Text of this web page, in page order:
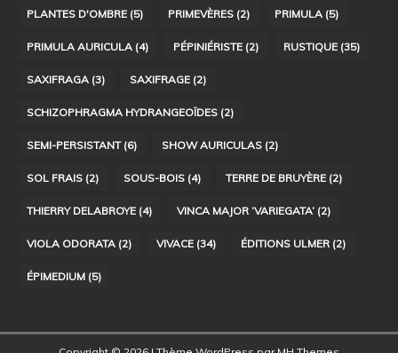
PLANTES D'OMBRE (5) PRIMEVÈRES (2) PRIMULA (5)
PRIMULA AURICULA (4) PÉPINIÉRISTE (2) RUSTIQUE (35)
SAXIFRAGA (3) SAXIFRAGE (2)
SCHIZOPHRAGMA HYDRANGEOÏDES (2)
SEMI-PERSISTANT(6) SHOW AURICULAS (2)
SOL FRAIS (2) SOUS-BOIS (4) TERRE DE BRUYÈRE (2)
THIERRY DELABROYE (4) VINCA MAJOR ‘VARIEGATA’ (2)
VIOLA ODORATA (2) VIVACE (34) ÉDITIONS ULMER (2)
ÉPIMEDIUM (5)